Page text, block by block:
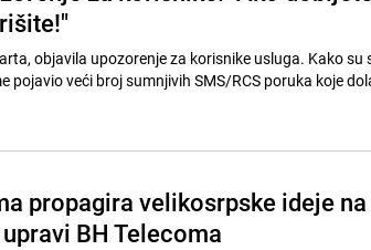
objavila upozorenje za korisnike usluga. Kako su
pojavio veći broj sumnjivih SMS/RCS poruka koje
propagira velikosrpske ideje na
BH Telecoma